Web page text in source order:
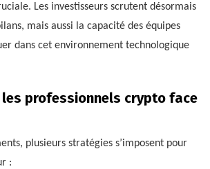
Les investisseurs scrutent désormais
mais aussi la capacité des équipes
dans cet environnement technologique
les professionnels crypto face
plusieurs stratégies s’imposent pour
: